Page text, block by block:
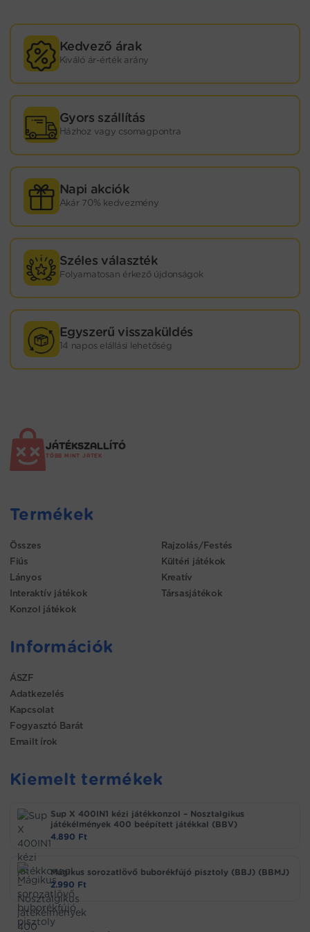
Kedvező árak
Kiváló ár-érték arány
Gyors szállítás
Házhoz vagy csomagpontra
Napi akciók
Akár 70% kedvezmény
Széles választék
Folyamatosan érkező újdonságok
Egyszerű visszaküldés
14 napos elállási lehetőség
JÁTÉKSZALLÍTÓ
TÖBB MINT JÁTÉK
Termékek
Összes
Fiús
Lányos
Interaktív játékok
Konzol játékok
Rajzolás/Festés
Kültéri játékok
Kreatív
Társasjátékok
Információk
ÁSZF
Adatkezelés
Kapcsolat
Fogyasztó Barát
Emailt írok
Kiemelt termékek
Sup X 400IN1 kézi játékkonzol – Nosztalgikus
játékélmények 400 beépített játékkal (BBV)
4.890 Ft
Mágikus sorozatlövő buborékfújó pisztoly (BBJ) (BBMJ)
2.990 Ft